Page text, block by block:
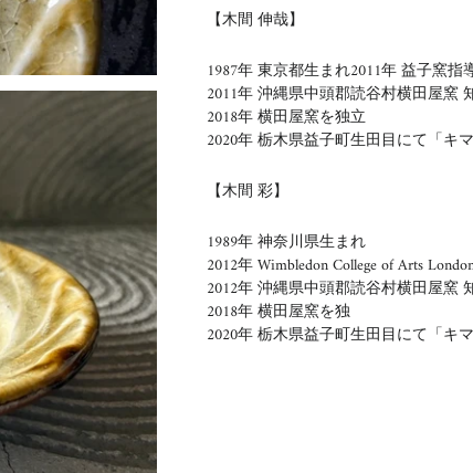
【木間 伸哉】
1987年 東京都生まれ2011年 益子窯指
2011年 沖縄県中頭郡読谷村横田屋窯
2018年 横田屋窯を独立
2020年 栃木県益子町生田目にて「キ
【木間 彩】
1989年 神奈川県生まれ
2012年 Wimbledon College of Arts
2012年 沖縄県中頭郡読谷村横田屋窯
2018年 横田屋窯を独
2020年 栃木県益子町生田目にて「キ